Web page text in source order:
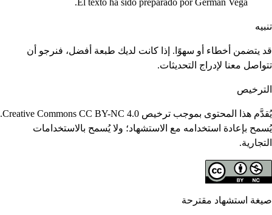
El texto ha sido preparado por Germán Vega.
تنبيه
قد يتضمن أخطاء أو سهوًا. إذا كانت لديك طبعة أفضل، فنرجو أن
تتواصل معنا لإدراج التحديثات.
الترخيص
يُقدَّم هذا المحتوى بموجب ترخيص Creative Commons CC BY-NC 4.0.
يُسمح بإعادة استخدامه مع الاستشهاد؛ ولا يُسمح بالاستخدامات
التجارية.
صيغة استشهاد مقترحة